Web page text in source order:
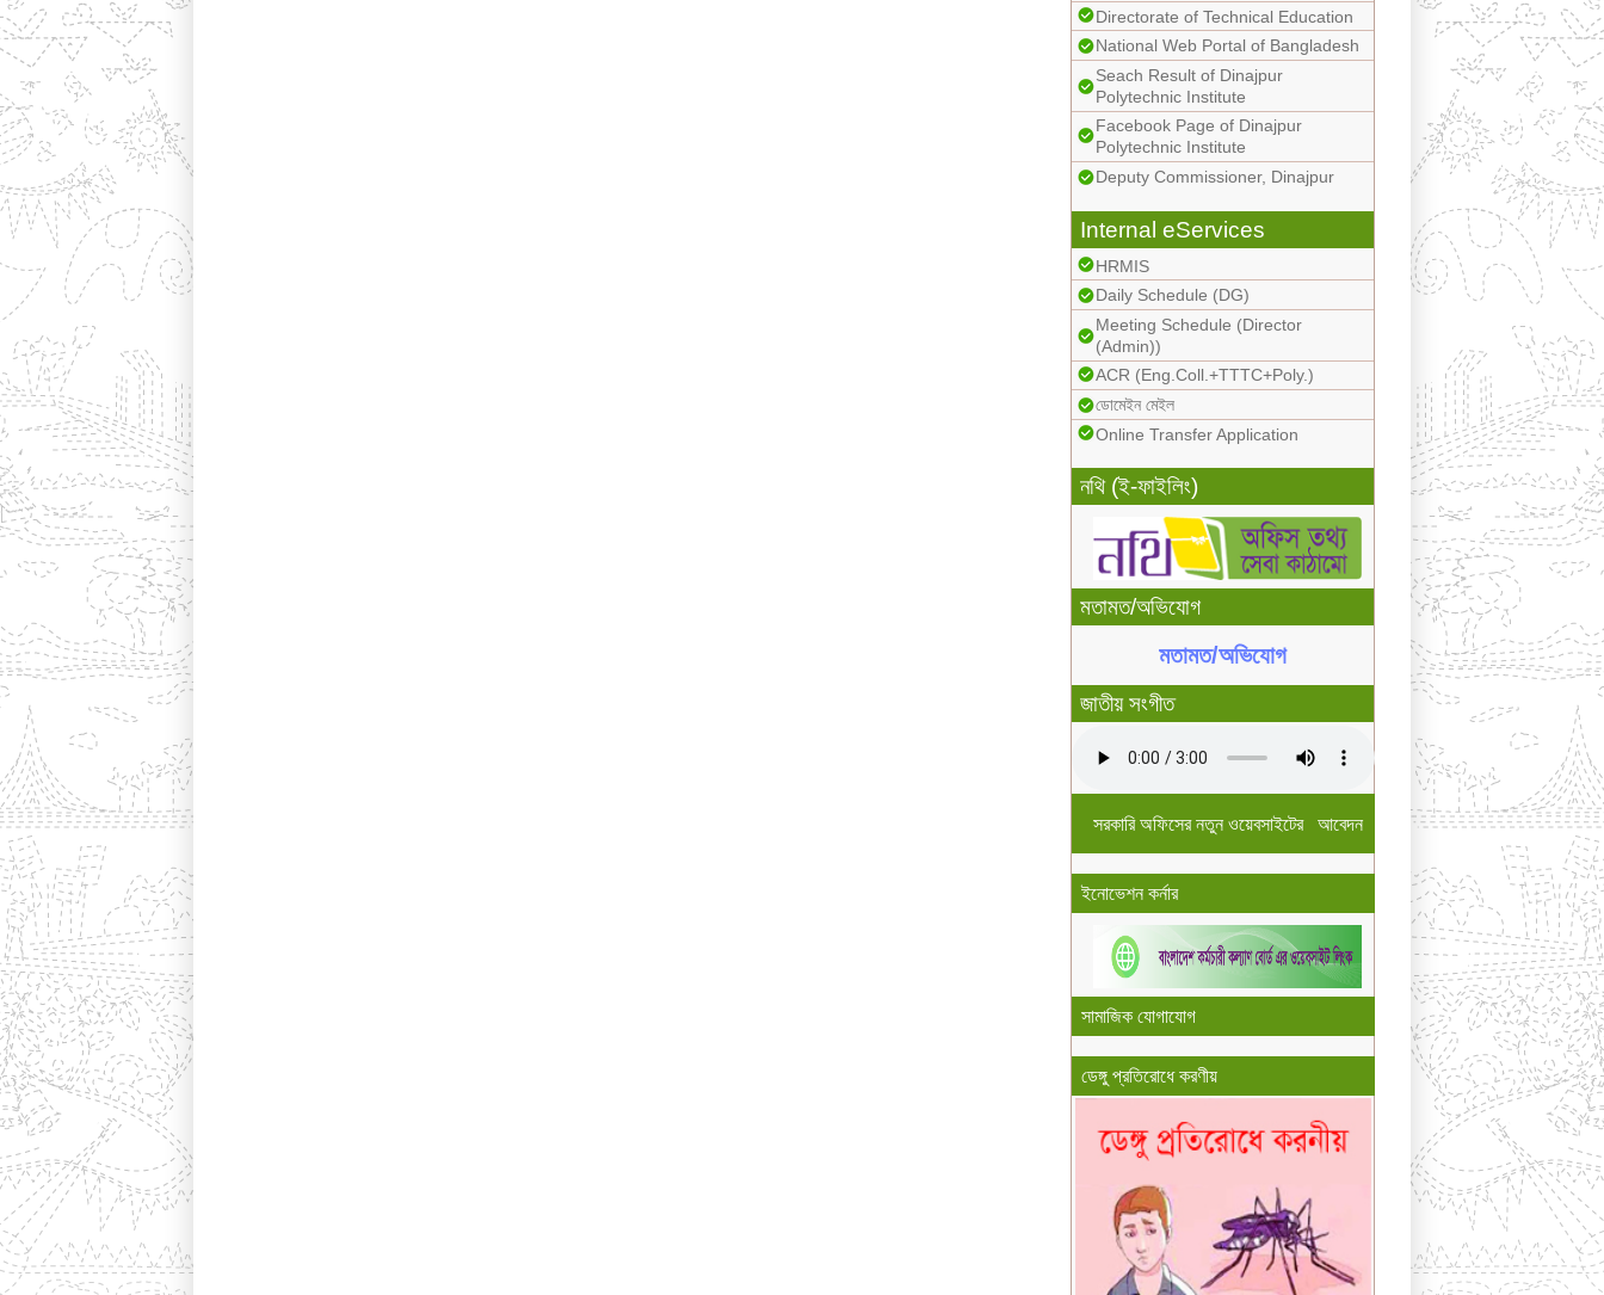
Directorate of Technical Education
National Web Portal of Bangladesh
Seach Result of Dinajpur
Polytechnic Institute
Facebook Page of Dinajpur
Polytechnic Institute
Deputy Commissioner, Dinajpur
Internal eServices
HRMIS
Daily Schedule (DG)
Meeting Schedule (Director
(Admin))
ACR (Eng.Coll.+TTTC+Poly.)
ডোমেইন মেইল
Online Transfer Application
নথি (ই-ফাইলিং)
মতামত/অভিযোগ
মতামত/অভিযোগ
জাতীয় সংগীত
সরকারি অফিসের নতুন ওয়েবসাইটের আবেদন
ইনোভেশন কর্নার
সামাজিক যোগাযোগ
ডেঙ্গু প্রতিরোধে করণীয়